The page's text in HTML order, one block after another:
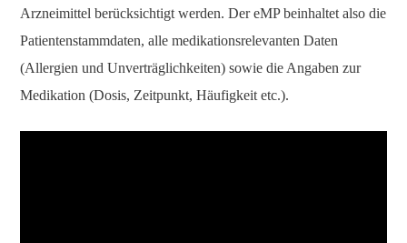
Arzneimittel berücksichtigt werden. Der eMP beinhaltet also die
Patientenstammdaten, alle medikationsrelevanten Daten
(Allergien und Unverträglichkeiten) sowie die Angaben zur
Medikation (Dosis, Zeitpunkt, Häufigkeit etc.).